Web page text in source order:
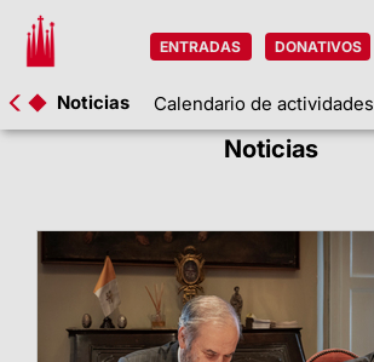
ENTRADAS DONATIVOS
Noticias Calendario de actividades
Noticias